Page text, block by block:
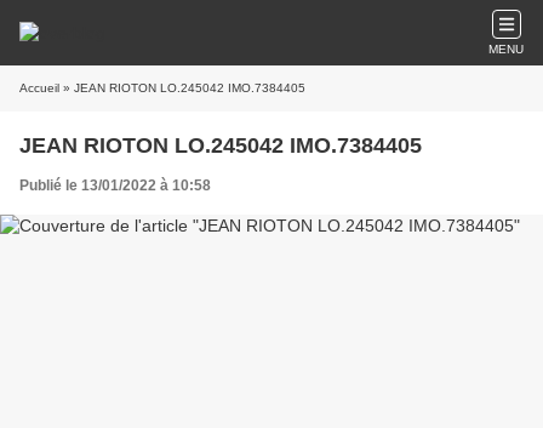
MENU
Accueil » JEAN RIOTON LO.245042 IMO.7384405
JEAN RIOTON LO.245042 IMO.7384405
Publié le 13/01/2022 à 10:58